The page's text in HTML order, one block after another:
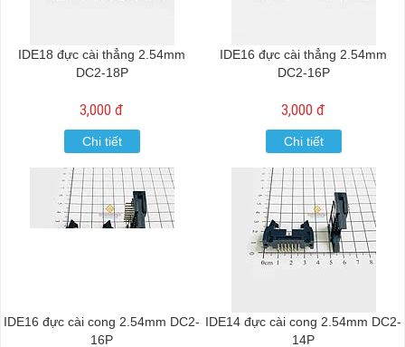
IDE18 đực cài thẳng 2.54mm
DC2-18P
3,000 đ
Chi tiết
IDE16 đực cài thẳng 2.54mm
DC2-16P
3,000 đ
Chi tiết
IDE16 đực cài cong 2.54mm DC2-
16P
IDE14 đực cài cong 2.54mm DC2-
14P